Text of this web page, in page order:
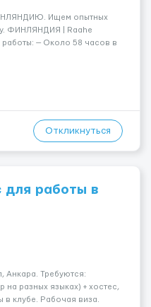
Ищем опытных
ФИНЛЯНДИЯ | Raahe
работы: — Около 58 часов в
скорее....
Откликнуться
для работы в
Анкара. Требуются:
на разных языках) + хостеc,
в клубе. Рабочая виза.